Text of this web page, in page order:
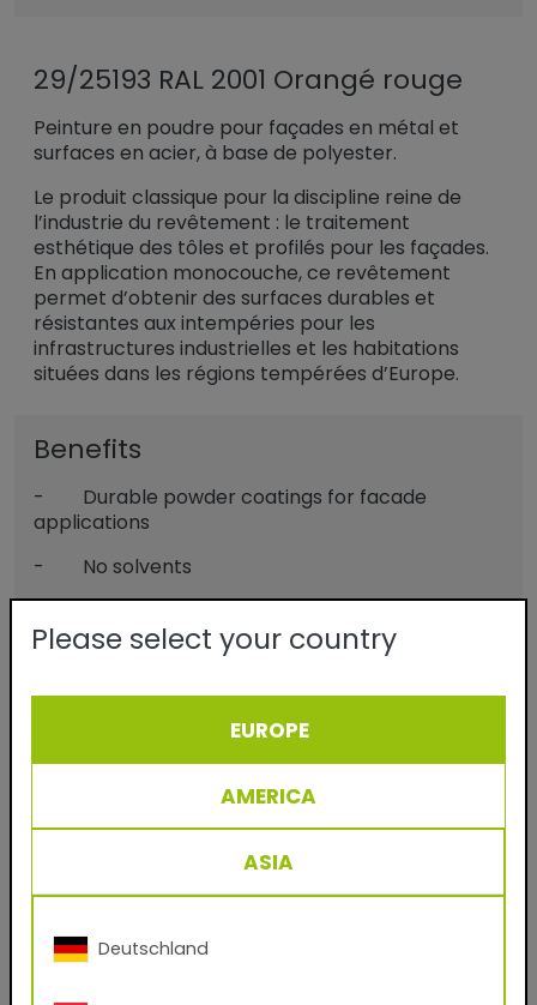
29/25193 RAL 2001 Orangé rouge
Peinture en poudre pour façades en métal et
surfaces en acier, à base de polyester.
Le produit classique pour la discipline reine de
l’industrie du revêtement : le traitement
esthétique des tôles et profilés pour les façades.
En application monocouche, ce revêtement
permet d’obtenir des surfaces durables et
résistantes aux intempéries pour les
infrastructures industrielles et les habitations
situées dans les régions tempérées d’Europe.
Benefits
- Durable powder coatings for facade
applications
- No solvents
- Easy to process and clean
- Applicable on aluminium, steel and
- Protection and decoration
Télécharger TIGER Digital Finishes:
pour votre système de rendu CGI
(.kmp, .axf, .exr)
Please select your country
EUROPE
AMERICA
ASIA
Deutschland